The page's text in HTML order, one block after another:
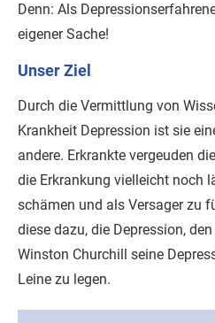
Denn: Als
eigener Sache!
Unser Ziel
Durch die Vermittlung von
Krankheit Depression ist sie
andere. Erkrankte vergeuden
die Erkrankung vielleicht noch
schämen und als Versager zu
diese dazu, die Depression,
Winston Churchill seine
Leine zu legen.